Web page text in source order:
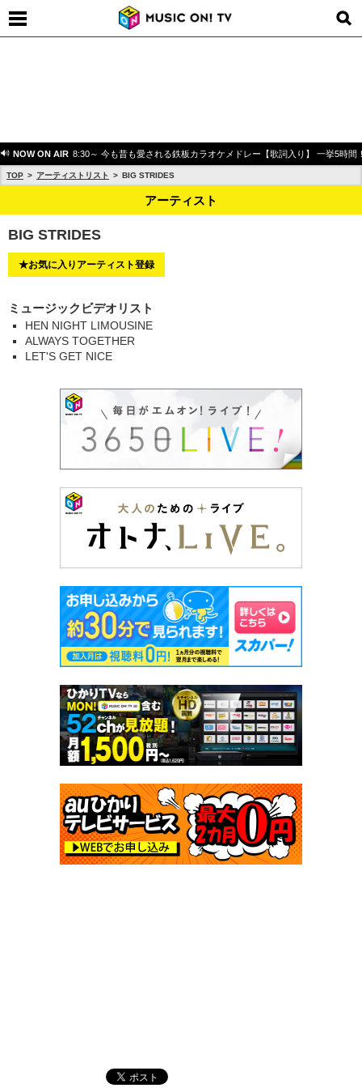
NOW ON AIR 8:30～ 今も昔も愛される鉄板カラオケメドレー【歌詞入り】 一挙5時間
TOP アーティストリスト BIG STRIDES
アーティスト
BIG STRIDES
★お気に入りアーティスト登録
ミュージックビデオリスト
HEN NIGHT LIMOUSINE
ALWAYS TOGETHER
LET'S GET NICE